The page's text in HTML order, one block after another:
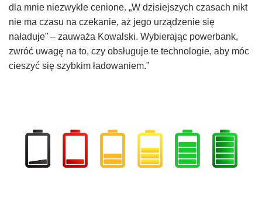
dla mnie niezwykle cenione. „W dzisiejszych czasach nikt
nie ma czasu na czekanie, aż jego urządzenie się
naładuje” – zauważa Kowalski. Wybierając powerbank,
zwróć uwagę na to, czy obsługuje te technologie, aby móc
cieszyć się szybkim ładowaniem.”